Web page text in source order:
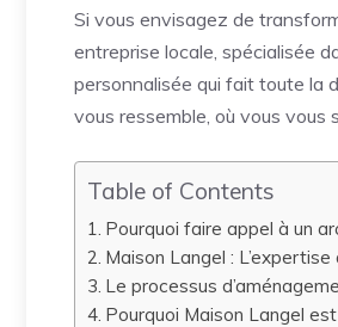
Si vous envisagez de
entreprise locale, spécialisée
personnalisée qui fait toute la
vous ressemble, où vous vous
Table of Contents
Pourquoi faire appel à un
Maison Langel :
Le processus
Pourquoi Maison Langel